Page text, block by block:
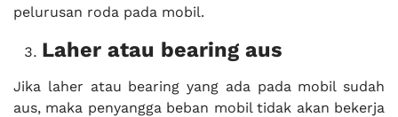
pelurusan roda pada mobil.
Laher atau bearing aus
Jika laher atau bearing yang ada pada mobil sudah
aus, maka penyangga beban mobil tidak akan bekerja